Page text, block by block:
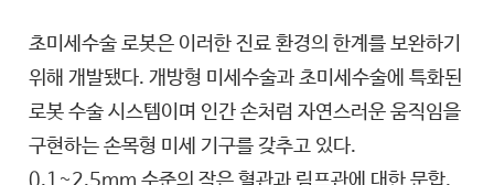
초미세수술 로봇은 이러한 진료 환경의 한계를 보완하기
위해 개발됐다. 개방형 미세수술과 초미세수술에 특화된
로봇 수술 시스템이며 인간 손처럼 자연스러운 움직임을
구현하는 손목형 미세 기구를 갖추고 있다.